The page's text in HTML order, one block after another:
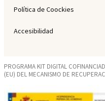
Política de Coockies
Accesibilidad
PROGRAMA KIT DIGITAL
(EU) DEL MECANISMO DE